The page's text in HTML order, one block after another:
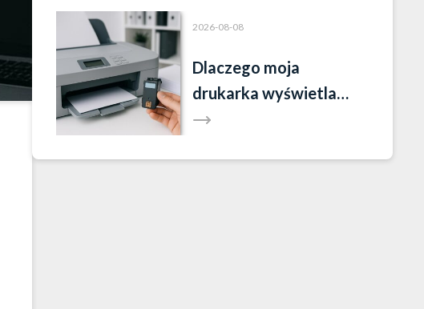
2026-08-08
Dlaczego moja
drukarka wyświetla
komunikat „brak tuszu”,